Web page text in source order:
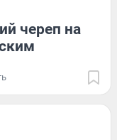
череп на